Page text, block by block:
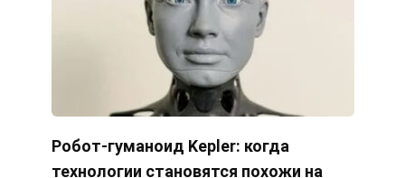
Робот-гуманоид Kepler: когда
технологии становятся похожи на